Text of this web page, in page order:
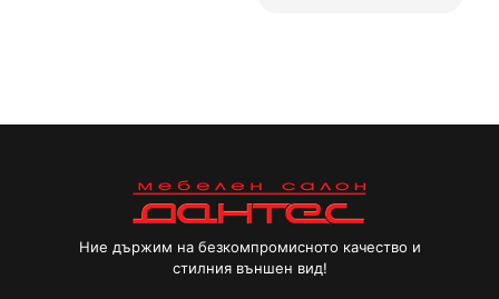
Ние държим на безкомпромисното качество и
стилния външен вид!